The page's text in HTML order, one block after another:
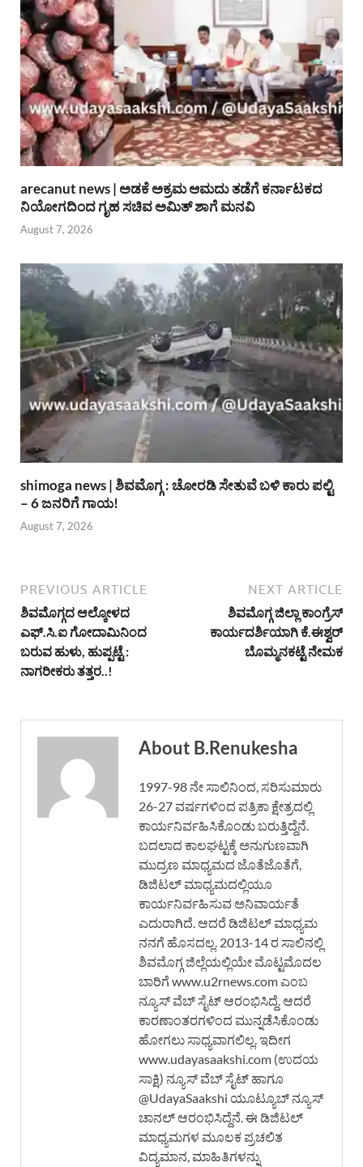
arecanut news | ಅಡಕೆ ಅಕ್ರಮ ಆಮದು ತಡೆಗೆ ಕರ್ನಾಟಕದ
ನಿಯೋಗದಿಂದ ಗೃಹ ಸಚಿವ ಅಮಿತ್ ಶಾಗೆ ಮನವಿ
August 7, 2026
shimoga news | ಶಿವಮೊಗ್ಗ : ಚೋರಡಿ ಸೇತುವೆ ಬಳಿ ಕಾರು ಪಲ್ಟಿ
– 6 ಜನರಿಗೆ ಗಾಯ!
August 7, 2026
PREVIOUS ARTICLE
ಶಿವಮೊಗ್ಗದ ಆಲ್ಕೋಳದ
ಎಫ್.ಸಿ.ಐ ಗೋದಾಮಿನಿಂದ
ಬರುವ ಹುಳು, ಹುಪ್ಪಟ್ಟೆ :
ನಾಗರೀಕರು ತತ್ತರ..!
NEXT ARTICLE
ಶಿವಮೊಗ್ಗ ಜಿಲ್ಲಾ ಕಾಂಗ್ರೆಸ್
ಕಾರ್ಯದರ್ಶಿಯಾಗಿ ಕೆ.ಈಶ್ವರ್
ಬೊಮ್ಮನಕಟ್ಟೆ ನೇಮಕ
About B.Renukesha
1997-98 ನೇ ಸಾಲಿನಿಂದ, ಸರಿಸುಮಾರು
26-27 ವರ್ಷಗಳಿಂದ ಪತ್ರಿಕಾ ಕ್ಷೇತ್ರದಲ್ಲಿ
ಕಾರ್ಯನಿರ್ವಹಿಸಿಕೊಂಡು ಬರುತ್ತಿದ್ದೆನೆ.
ಬದಲಾದ ಕಾಲಘಟ್ಟಕ್ಕೆ ಅನುಗುಣವಾಗಿ
ಮುದ್ರಣ ಮಾಧ್ಯಮದ ಜೊತೆಜೊತೆಗೆ,
ಡಿಜಿಟಲ್ ಮಾಧ್ಯಮದಲ್ಲಿಯೂ
ಕಾರ್ಯನಿರ್ವಹಿಸುವ ಅನಿವಾರ್ಯತೆ
ಎದುರಾಗಿದೆ. ಆದರೆ ಡಿಜಿಟಲ್ ಮಾಧ್ಯಮ
ನನಗೆ ಹೊಸದಲ್ಲ. 2013-14 ರ ಸಾಲಿನಲ್ಲಿ
ಶಿವಮೊಗ್ಗ ಜಿಲ್ಲೆಯಲ್ಲಿಯೇ ಮೊಟ್ಟಮೊದಲ
ಬಾರಿಗೆ www.u2rnews.com ಎಂಬ
ನ್ಯೂಸ್ ವೆಬ್ ಸೈಟ್ ಆರಂಭಿಸಿದ್ದೆ. ಆದರೆ
ಕಾರಣಾಂತರಗಳಿಂದ ಮುನ್ನಡೆಸಿಕೊಂಡು
ಹೋಗಲು ಸಾಧ್ಯವಾಗಲಿಲ್ಲ. ಇದೀಗ
www.udayasaakshi.com (ಉದಯ
ಸಾಕ್ಷಿ) ನ್ಯೂಸ್ ವೆಬ್ ಸೈಟ್ ಹಾಗೂ
@UdayaSaakshi ಯೂಟ್ಯೂಬ್ ನ್ಯೂಸ್
ಚಾನಲ್ ಆರಂಭಿಸಿದ್ದೆನೆ. ಈ ಡಿಜಿಟಲ್
ಮಾಧ್ಯಮಗಳ ಮೂಲಕ ಪ್ರಚಲಿತ
ವಿದ್ಯಮಾನ, ಮಾಹಿತಿಗಳನ್ನು